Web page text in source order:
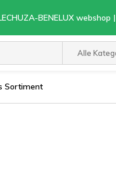
Alle
BENELUX webshop |
Sortiment